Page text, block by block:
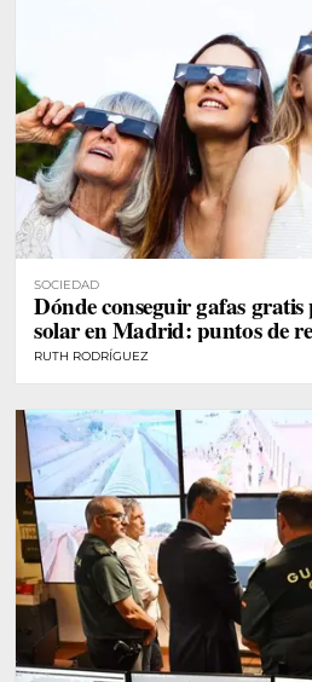
SOCIEDAD
Dónde conseguir gafas gratis
solar en Madrid: puntos de
RUTH RODRÍGUEZ